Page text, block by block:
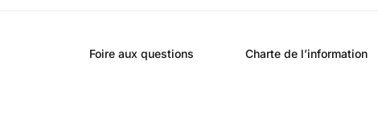
Foire aux questions Charte de l’information